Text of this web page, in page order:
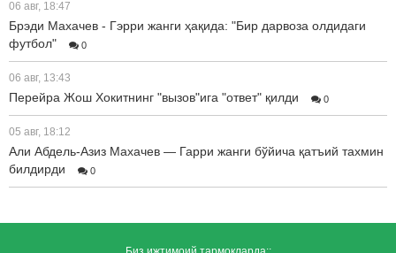
06 авг, 18:47
Брэди Махачев - Гэрри жанги ҳақида: "Бир дарвоза олдидаги
футбол"
0
06 авг, 13:43
Перейра Жош Хокитнинг "вызов"ига "ответ" қилди 0
05 авг, 18:12
Али Абдель-Азиз Махачев — Гарри жанги бўйича қатъий тахмин
билдирди
0